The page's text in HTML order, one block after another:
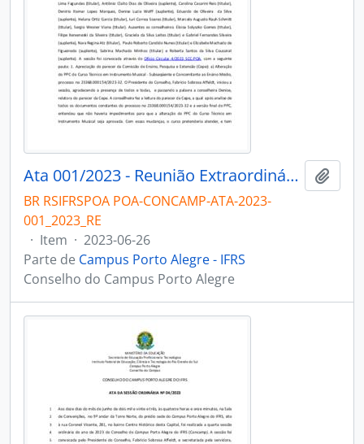
Ata 001/2023 - Reunião Extraordinária
BR RSIFRSPOA POA-CONCAMP-ATA-2023-
001_2023_RE
· Item · 2023-06-26
Parte de Campus Porto Alegre - IFRS
Conselho do Campus Porto Alegre